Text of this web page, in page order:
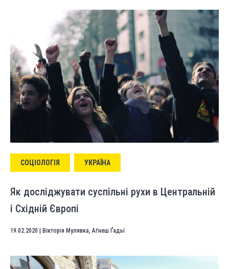
СОЦІОЛОГІЯ УКРАЇНА
Як досліджувати суспільні рухи в Центральній
і Східній Європі
19.02.2020 Вікторія Мулявка, Аґнеш Ґадьї